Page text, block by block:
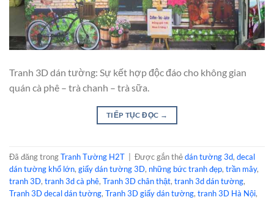
Tranh 3D dán tường: Sự kết hợp độc đáo cho không gian
quán cà phê – trà chanh – trà sữa.
TIẾP TỤC ĐỌC →
Đã đăng trongTranh Tường H2T Được gắn thẻdán tường 3d, decal
dán tường khổ lớn, giấy dán tường 3D, những bức tranh đẹp, trần mây,
tranh 3D, tranh 3d cà phê, Tranh 3D chân thật, tranh 3d dán tường,
Tranh 3D decal dán tường, Tranh 3D giấy dán tường, tranh 3D Hà Nội,